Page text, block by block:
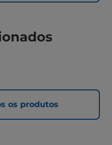
os produtos